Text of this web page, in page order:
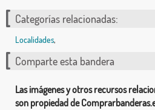
Categorías relacionadas:
Localidades,
Comparte esta bandera
Las imágenes y otros recursos
son propiedad de